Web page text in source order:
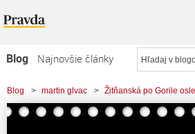
Blog
Najnovšie články
Najčítanejšie články
Najkomentovanejšie články
Blog > martin glvac > Žitňanská po Gorile